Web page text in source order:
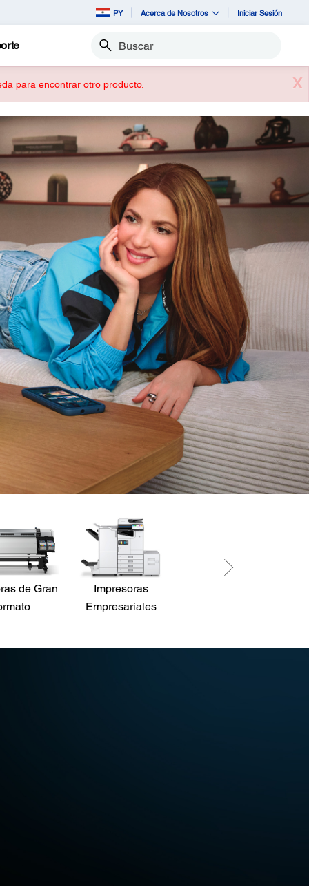
PY Acerca de Nosotros Iniciar Sesión
Buscar
X
para encontrar otro producto.
de Gran
Impresoras
Empresariales